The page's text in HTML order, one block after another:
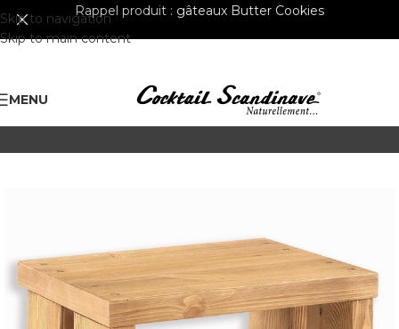
Skip to navigation
Skip to main content
Rappel produit : gâteaux Butter Cookies
MENU